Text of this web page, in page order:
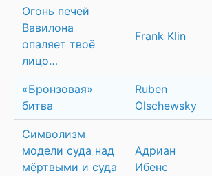
Огонь печей
Вавилона
опаляет твоё
лицо…
Frank Klin
«Бронзовая»
битва
Ruben
Olschewsky
Символизм
модели суда над
мёртвыми и суда
Адриан
Ибенс